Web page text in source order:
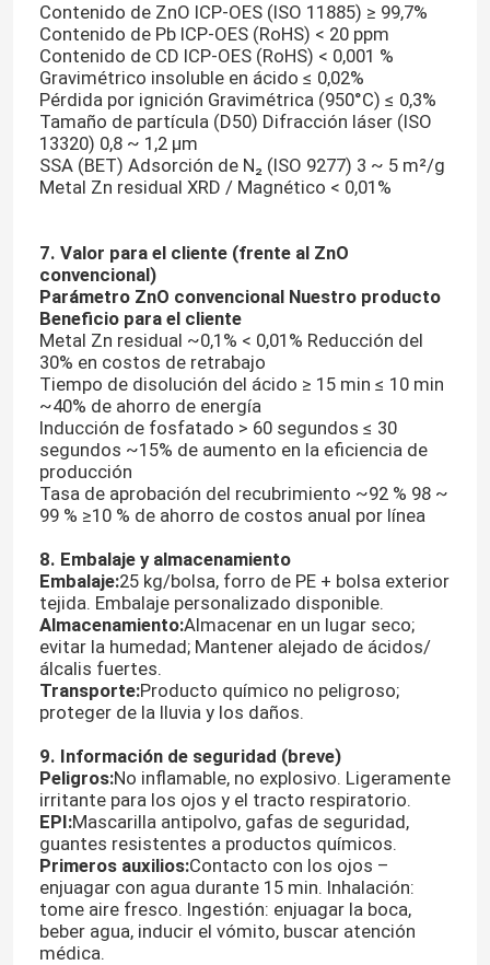
Sustancias químicas electrónicas
Materiales fotovoltaicos orgánicos
Materiales de OLED
Materias primas de los productos farmacéuticos
Materias primas del cuidado personal
Materias primas cosméticas
Suplemento alimenticio de la comida
Contenido de ZnO ICP-OES (ISO 11885) ≥ 99,7%
Contenido de Pb ICP-OES (RoHS) < 20 ppm
Contenido de CD ICP-OES (RoHS) < 0,001 %
Gravimétrico insoluble en ácido ≤ 0,02%
Pérdida por ignición Gravimétrica (950°C) ≤ 0,3%
Tamaño de partícula (D50) Difracción láser (ISO
13320) 0,8 ~ 1,2 μm
SSA (BET) Adsorción de N₂ (ISO 9277) 3 ~ 5 m²/g
Metal Zn residual XRD / Magnético < 0,01%
7. Valor para el cliente (frente al ZnO
convencional)
Parámetro ZnO convencional Nuestro producto
Beneficio para el cliente
Metal Zn residual ~0,1% < 0,01% Reducción del
30% en costos de retrabajo
Tiempo de disolución del ácido ≥ 15 min ≤ 10 min
~40% de ahorro de energía
Inducción de fosfatado > 60 segundos ≤ 30
segundos ~15% de aumento en la eficiencia de
producción
Tasa de aprobación del recubrimiento ~92 % 98 ~
99 % ≥10 % de ahorro de costos anual por línea
8. Embalaje y almacenamiento
Embalaje:25 kg/bolsa, forro de PE + bolsa exterior
tejida. Embalaje personalizado disponible.
Almacenamiento:Almacenar en un lugar seco;
evitar la humedad; Mantener alejado de ácidos/
álcalis fuertes.
Transporte:Producto químico no peligroso;
proteger de la lluvia y los daños.
9. Información de seguridad (breve)
Peligros:No inflamable, no explosivo. Ligeramente
irritante para los ojos y el tracto respiratorio.
EPI:Mascarilla antipolvo, gafas de seguridad,
guantes resistentes a productos químicos.
Primeros auxilios:Contacto con los ojos –
enjuagar con agua durante 15 min. Inhalación:
tome aire fresco. Ingestión: enjuagar la boca,
beber agua, inducir el vómito, buscar atención
médica.